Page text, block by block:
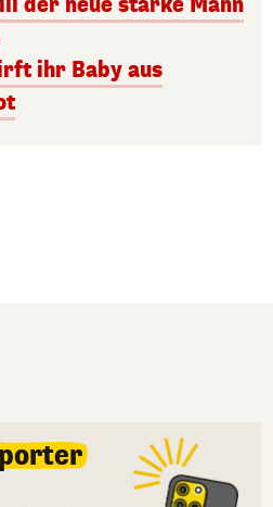
ihr Baby aus